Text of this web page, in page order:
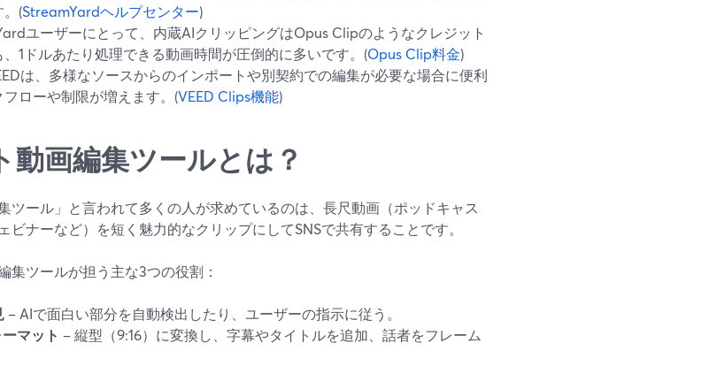
。(StreamYardヘルプセンター)
ユーザーにとって、内蔵AIクリッピングはOpus Clipのようなクレジット
1ドルあたり処理できる動画時間が圧倒的に多いです。(Opus Clip料金)
は、多様なソースからのインポートや別契約での編集が必要な場合に便利
ローや制限が増えます。(VEED Clips機能)
動画編集ツールとは？
ツール」と言われて多くの人が求めているのは、長尺動画（ポッドキャス
ビナーなど）を短く魅力的なクリップにしてSNSで共有することです。
集ツールが担う主な3つの役割：
– AIで面白い部分を自動検出したり、ユーザーの指示に従う。
マット – 縦型（9:16）に変換し、字幕やタイトルを追加、話者をフレーム